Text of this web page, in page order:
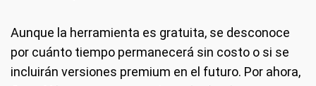
Aunque la herramienta es gratuita, se desconoce
por cuánto tiempo permanecerá sin costo o si se
incluirán versiones premium en el futuro. Por ahora,